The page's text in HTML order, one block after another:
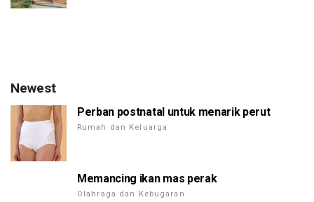
Newest
Perban postnatal untuk menarik perut
Rumah dan Keluarga
Memancing ikan mas perak
Olahraga dan Kebugaran